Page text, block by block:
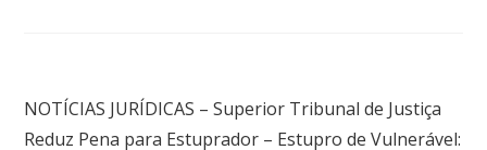
NOTÍCIAS JURÍDICAS – Superior Tribunal de Justiça
Reduz Pena para Estuprador – Estupro de Vulnerável: